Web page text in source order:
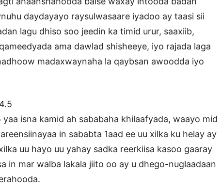
daydayayo raysulwasaare iyadoo ay taasi sii
lagu dhiso soo jeedin ka timid urur, saaxiib,
ama dawlad shisheeye, iyo rajada laga
madaxwaynaha la qaybsan awoodda iyo
isna kamid ah sababaha khilaafyada, waayo mid
in sababta 1aad ee uu xilka ku helay ay
uu hayo uu yahay sadka reerkiisa kasoo gaaray
in mar walba lakala jiito oo ay u dhego-nuglaadaan